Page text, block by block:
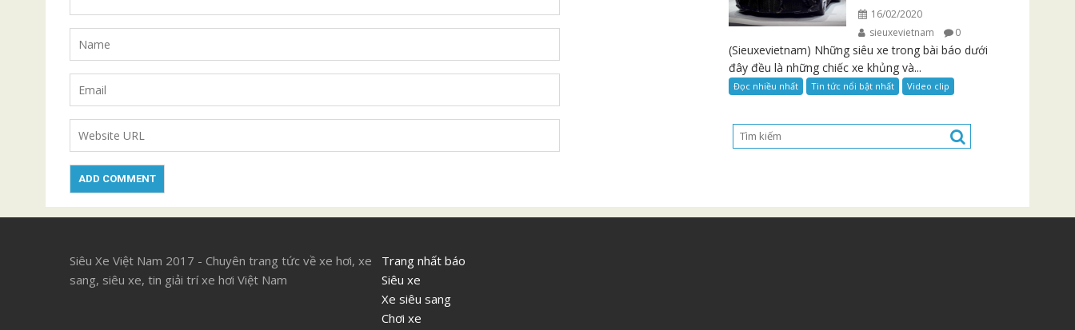
16/02/2020
sieuxevietnam
0
(Sieuxevietnam) Những siêu xe trong bài báo dưới
đây đều là những chiếc xe khủng và...
Đọc nhiều nhất Tin tức nổi bật nhất Video clip
Siêu Xe Việt Nam 2017 - Chuyên trang tức về xe hơi, xe
sang, siêu xe, tin giải trí xe hơi Việt Nam
Trang nhất báo
Siêu xe
Xe siêu sang
Chơi xe